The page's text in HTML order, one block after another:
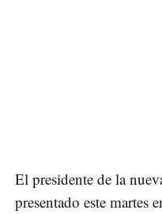
El presidente de la
presentado este martes